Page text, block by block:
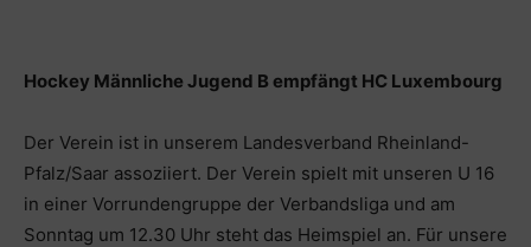
Hockey Männliche Jugend B empfängt HC Luxembourg
Der Verein ist in unserem Landesverband Rheinland-
Pfalz/Saar assoziiert. Der Verein spielt mit unseren U 16
in einer Vorrundengruppe der Verbandsliga und am
Sonntag um 12.30 Uhr steht das Heimspiel an. Für unsere